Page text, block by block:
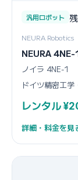
汎用ロボット
NEURA Robotics
NEURA 4NE-
ノイラ 4NE-1
ドイツ精密工
レンタル
詳細・料金を見